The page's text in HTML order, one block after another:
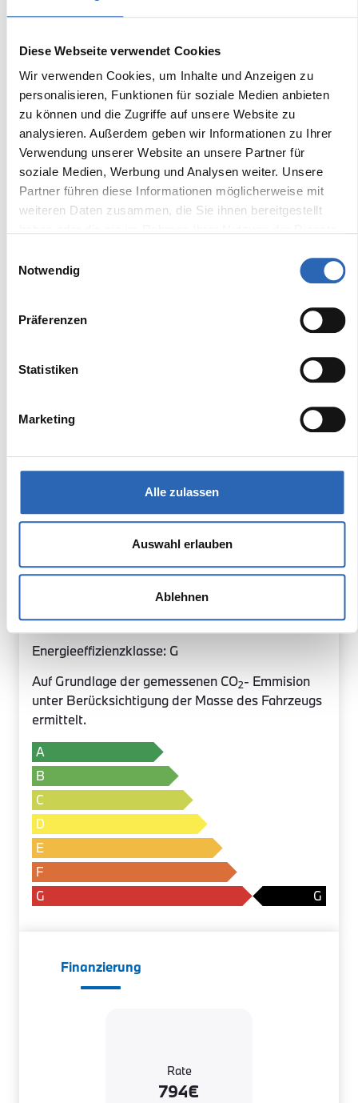
Diese Webseite verwendet Cookies
Wir verwenden Cookies, um Inhalte und Anzeigen zu
personalisieren, Funktionen für soziale Medien anbieten
zu können und die Zugriffe auf unsere Website zu
analysieren. Außerdem geben wir Informationen zu Ihrer
Verwendung unserer Website an unsere Partner für
soziale Medien, Werbung und Analysen weiter. Unsere
Partner führen diese Informationen möglicherweise mit
weiteren Daten zusammen, die Sie ihnen bereitgestellt
Notwendig
Präferenzen
Statistiken
Marketing
Alle zulassen
Auswahl erlauben
Ablehnen
Frontantrieb Sitze
Ausstattung
Komfort
Standheizung
Elektrische
Head-Up Display
Lichtsensor
Adaptives Kurvenlicht
Beheizbares Lenkrad
Innenausstattung
Exterior
Sonderausstattung
Energiebilanz
Energieeffizienzklasse: G
Auf Grundlage der gemessenen CO2- Emmision
unter Berücksichtigung der Masse des Fahrzeugs
ermittelt.
A
B
C
D
E
F
G
Finanzierung
Rate
794€